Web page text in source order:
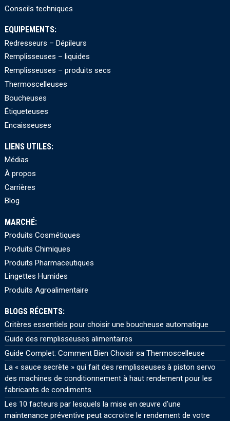
Conseils techniques
EQUIPEMENTS:
Redresseurs – Dépileurs
Remplisseuses – liquides
Remplisseuses – produits secs
Thermoscelleuses
Boucheuses
Étiqueteuses
Encaisseuses
LIENS UTILES:
Médias
À propos
Carrières
Blog
MARCHÉ:
Produits Cosmétiques
Produits Chimiques
Produits Pharmaceutiques
Lingettes Humides
Produits Agroalimentaire
BLOGS RÉCENTS:
Critères essentiels pour choisir une boucheuse automatique
Guide des remplisseuses alimentaires
Guide Complet: Comment Bien Choisir sa Thermoscelleuse
La « sauce secrète » qui fait des remplisseuses à piston servo
des machines de conditionnement à haut rendement pour les
fabricants de condiments.
Les 10 facteurs par lesquels la mise en œuvre d’une
maintenance préventive peut accroitre le rendement de votre